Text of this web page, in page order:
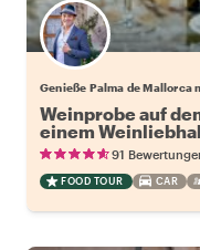
Genieße Palma de Mallorca
Weinprobe auf
einem
91
FOOD TOUR CAR